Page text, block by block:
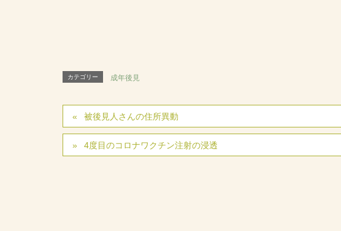
カテゴリー 成年後見
被後見人さんの住所異動
4度目のコロナワクチン注射の浸透